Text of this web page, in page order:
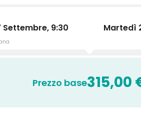
Settembre, 9:30 Martedì
Prezzo base315,00